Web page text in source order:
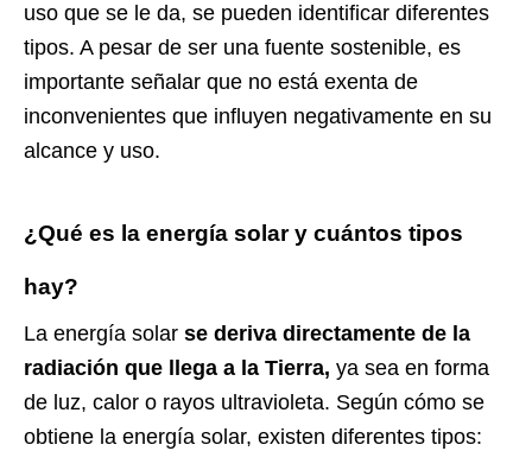
uso que se le da, se pueden identificar diferentes
tipos. A pesar de ser una fuente sostenible, es
importante señalar que no está exenta de
inconvenientes que influyen negativamente en su
alcance y uso.
¿Qué es la energía solar y cuántos tipos
hay?
La energía solar se deriva directamente de la
radiación que llega a la Tierra, ya sea en forma
de luz, calor o rayos ultravioleta. Según cómo se
obtiene la energía solar, existen diferentes tipos: